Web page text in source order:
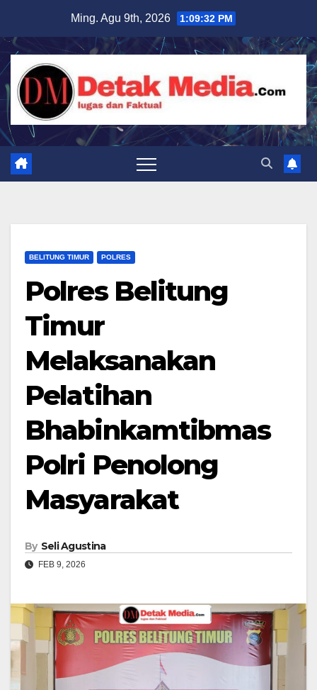
content
Ming. Agu 9th, 2026 1:09:34 PM
BELITUNG TIMUR POLRES
Polres Belitung
Timur
Melaksanakan
Pelatihan
Bhabinkamtibmas
Polri Penolong
Masyarakat
By Seli Agustina
FEB 9, 2026